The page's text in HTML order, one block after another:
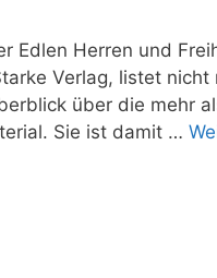
Edlen Herren und
Verlag, listet
über die mehr
Sie ist damit …